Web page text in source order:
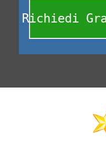
Richiedi